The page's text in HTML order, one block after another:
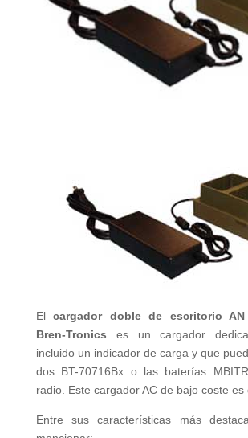
Elcargador doble de escritorio AN
Bren-Tronics es un cargador
incluido un indicador de carga y que
dos BT-70716Bx o las baterías
radio. Este cargador AC de bajo coste es
Entre sus características más